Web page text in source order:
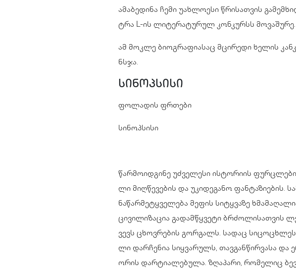
ამაბედინა ჩემი უახლოესი წრისათვის
ტრა L-ის ლიტერატურულ კონკურსს მოვაშურე.
ამ მოკლე ბიოგრაფიასაც მცირედი ხელის
ნსჯა.
სინოპსისი
ფოლადის ფრთები
სინოპსისი
წარმოიდგინე უძველესი ისტორიის
ლი მიღწევების და უკიდეგანო ფანტაზიების.
ნაწარმეტყველება მეფის სიტყვაზე
ცივილიზაცია გადამწყვეტი ბრძოლისათვის
ვევს ცხოვრების გორგალს. სადაც
ლი დარჩენია სიყვარულს, თავგანწირვასა
ორის დარტიალებულა. ზღაპარი, რომელიც